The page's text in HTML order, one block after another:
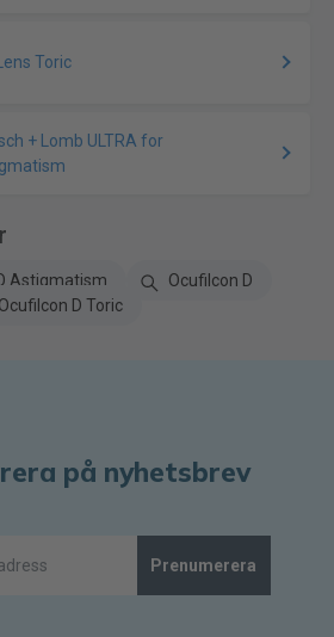
Toric
+ Lomb ULTRA for
Astigmatism
Ocufilcon D
Ocufilcon D Toric
på nyhetsbrev
Prenumerera